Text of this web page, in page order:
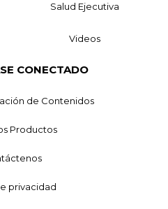
Salud Ejecutiva
Videos
CONECTADO
de Contenidos
Productos
privacidad